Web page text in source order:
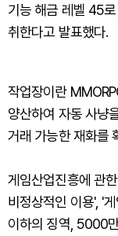
기능 해금 레벨 45
취한다고 발표했다.
작업장이란
양산하여 자동 사냥
거래 가능한 재화를
게임산업진흥에 관
비정상적인 이용', '
이하의 징역, 5000